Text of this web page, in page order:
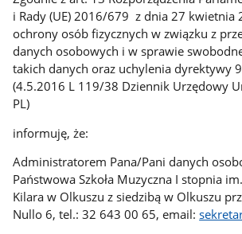
i Rady (UE) 2016/679 z dnia 27 kwietnia
ochrony osób fizycznych w związku z
danych osobowych i w sprawie
takich danych oraz uchylenia dyrektywy
(4.5.2016 L 119/38 Dziennik Urzędowy
PL)
informuję, że:
Administratorem Pana/Pani danych
Państwowa Szkoła Muzyczna I stopnia
Kilara w Olkuszu z siedzibą w Olkuszu
Nullo 6, tel.: 32 643 00 65, email: